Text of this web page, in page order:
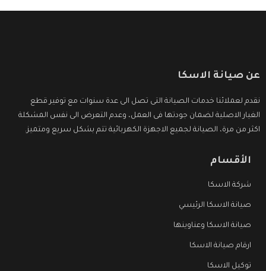
عن صيانة الاسكا
نقدم لعملائنا خدمات الصيانة التى تصل الى عدة سنوات مع توفير قطع
الغيار الاصلية لضمان جودتها فى العمل، وعدم التعرض الى نفس المشكلة
اكثر من مرة، الصيانة لجميع الاجهزة الكهربائية تتم بشكل سريع ومتميز.
الأقسام
شركة الاسكا
صيانة الاسكا الرئيسي
صيانة الاسكا وعناوينها
ارقام صيانة الاسكا
توكيل الاسكا